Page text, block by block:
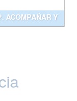
ACOMPAÑAR Y